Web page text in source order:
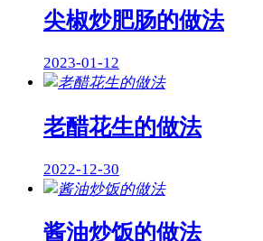
尖椒炒肥肠的做法
2023-01-12
老醋花生的做法
2022-12-30
酱油炒饭的做法